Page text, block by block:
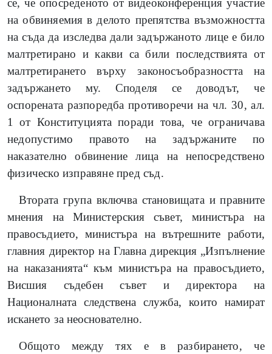
се, че опосреденото от видеоконференция участие
на обвиняемия в делото препятства възможността
на съда да изследва дали задържаното лице е било
малтретирано и какви са били последствията от
малтретирането върху законосъобразността на
задържането му. Споделя се доводът, че
оспорената разпоредба противоречи на чл. 30, ал.
1 от Конституцията поради това, че ограничава
недопустимо правото на задържаните по
наказателно обвинение лица на непосредствено
физическо изправяне пред съд.
Втората група включва становищата и правните
мнения на Министерския съвет, министъра на
правосъдието, министъра на вътрешните работи,
главния директор на Главна дирекция „Изпълнение
на наказанията“ към министъра на правосъдието,
Висшия съдебен съвет и директора на
Националната следствена служба, които намират
искането за неоснователно.
Общото между тях е в разбирането, че